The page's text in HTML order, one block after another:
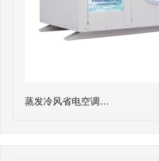
蒸发冷风省电空调…